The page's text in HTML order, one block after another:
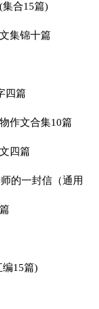
合15篇)
集锦十篇
四篇
作文合集10篇
四篇
的一封信（通用
编15篇)